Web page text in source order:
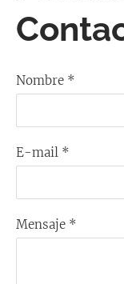
Nombre *
E-mail *
Mensaje *